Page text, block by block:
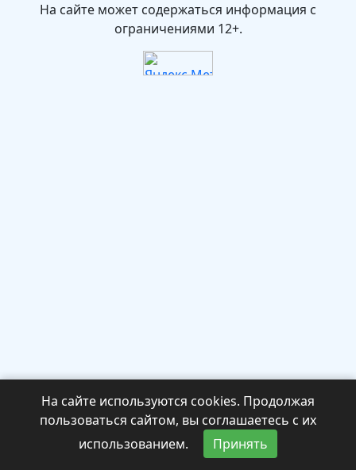
На сайте может содержаться информация с
ограничениями 12+.
На сайте используются cookies. Продолжая
пользоваться сайтом, вы соглашаетесь с их
использованием.
Принять